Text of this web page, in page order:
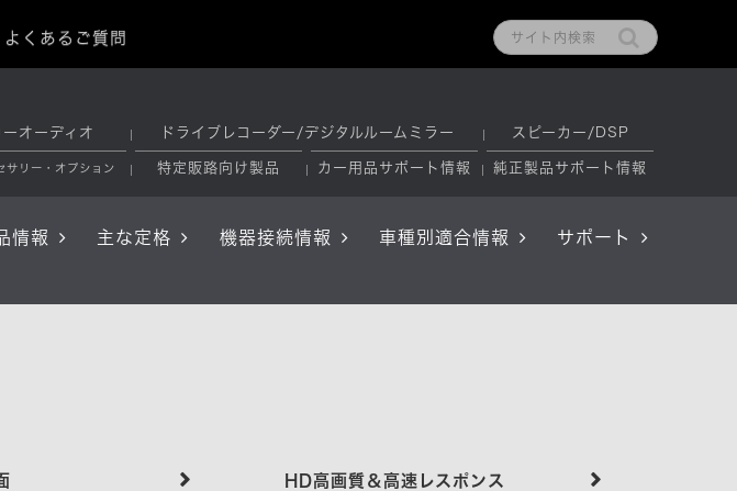
よくあるご質問
オーディオ ドライブレコーダー/デジタルルームミラー スピーカー/DSP
サリー・オプション 特定販路向け製品 カー用品サポート情報 純正製品サポート情報
情報 主な定格 機器接続情報 車種別適合情報 サポート
HD高画質＆高速レスポンス